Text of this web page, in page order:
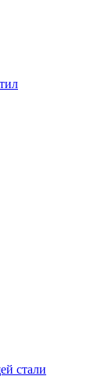
стали